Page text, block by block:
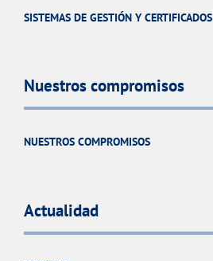
SISTEMAS DE GESTIÓN Y CERTIFICADOS
Nuestros compromisos
NUESTROS COMPROMISOS
Actualidad